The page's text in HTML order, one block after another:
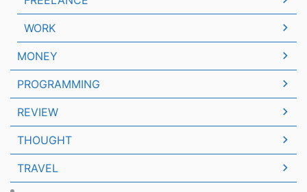
WORK
MONEY
PROGRAMMING
REVIEW
THOUGHT
TRAVEL